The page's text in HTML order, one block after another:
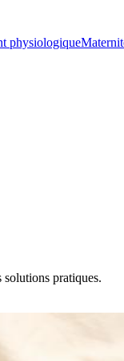
physiologique
solutions pratiques.